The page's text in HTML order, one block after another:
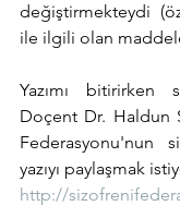
değiştirmekteydi
ile ilgili olan
Yazımı bitirirken
Doçent Dr. Haldun
Federasyonu'nun
yazıyı paylaşmak
http://